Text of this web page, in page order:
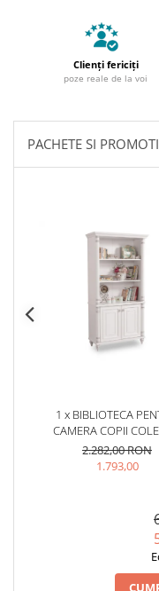
Clienți fericiți
poze reale de la voi
PACHETE SI
1 x BIBLIOTECA
CAMERA COPII
ROMANTIC,2.282,00 RON
1.793,00